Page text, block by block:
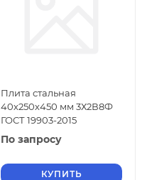
Плита стальная
40х250х450 мм 3Х2В8Ф
ГОСТ 19903-2015
По запросу
КУПИТЬ